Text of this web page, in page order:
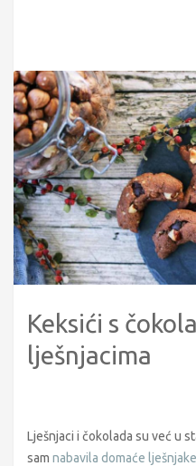
Keksići s
lješnjacima
Lješnjaci i čokolada su već u
sam nabavila domaće